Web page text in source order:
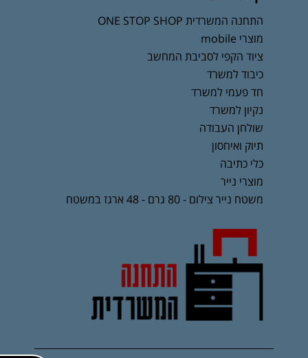
התחנה המשרדית ONE STOP SHOP
מוצרי mobile
ציוד הקפי לסביבת המחשב
כיבוד למשרד
חד פעמי למשרד
נקיון למשרד
שולחן העבודה
תיוק ואיחסון
כלי כתיבה
מוצרי נייר
משטח נייר צילום - 80 גרם - 48 ארגז במשטח